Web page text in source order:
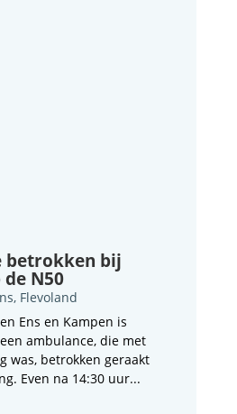
betrokken bij
N50
, Flevoland
Ens en Kampen is
ambulance, die met
was, betrokken geraakt
Even na 14:30 uur...